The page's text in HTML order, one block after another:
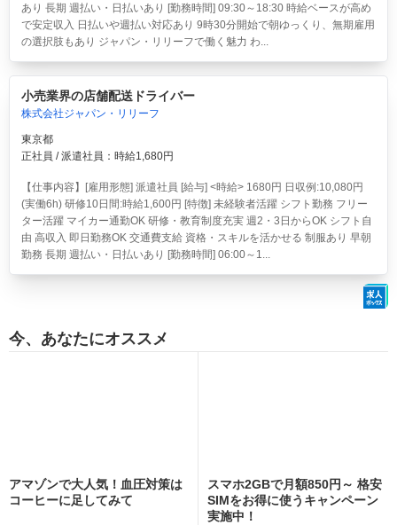
あり 長期 週払い・日払いあり [勤務時間] 09:30～18:30 時給ベースが高め
で安定収入 日払いや週払い対応あり 9時30分開始で朝ゆっくり、無期雇用
の選択肢もあり ジャパン・リリーフで働く魅力 わ...
小売業界の店舗配送ドライバー
株式会社ジャパン・リリーフ
東京都
正社員 / 派遣社員：時給1,680円
【仕事内容】[雇用形態] 派遣社員 [給与] <時給> 1680円 日収例:10,080円
(実働6h) 研修10日間:時給1,600円 [特徴] 未経験者活躍 シフト勤務 フリー
ター活躍 マイカー通勤OK 研修・教育制度充実 週2・3日からOK シフト自
由 高収入 即日勤務OK 交通費支給 資格・スキルを活かせる 制服あり 早朝
勤務 長期 週払い・日払いあり [勤務時間] 06:00～1...
今、あなたにオススメ
アマゾンで大人気！血圧対策は
コーヒーに足してみて
スマホ2GBで月額850円～ 格安
SIMをお得に使うキャンペーン
実施中！